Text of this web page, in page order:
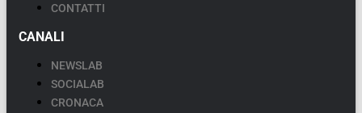
CONTATTI
CANALI
NEWSLAB
SOCIALAB
CRONACA